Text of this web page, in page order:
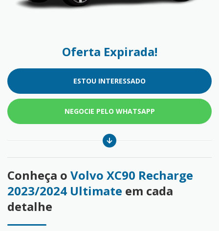
Oferta Expirada!
ESTOU INTERESSADO
NEGOCIE PELO WHATSAPP
Conheça o Volvo XC90 Recharge
2023/2024 Ultimate em cada
detalhe